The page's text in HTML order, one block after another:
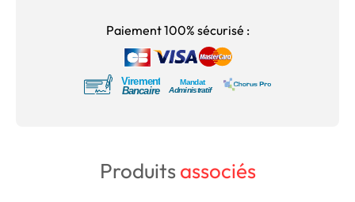
Paiement 100% sécurisé :
Produitsassociés